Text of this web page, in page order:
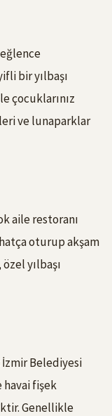
bir yılbaşı
çocuklarınız
ve lunaparklar
aile restoranı
oturup akşam
yılbaşı
İzmir Belediyesi
havai fişek
Genellikle